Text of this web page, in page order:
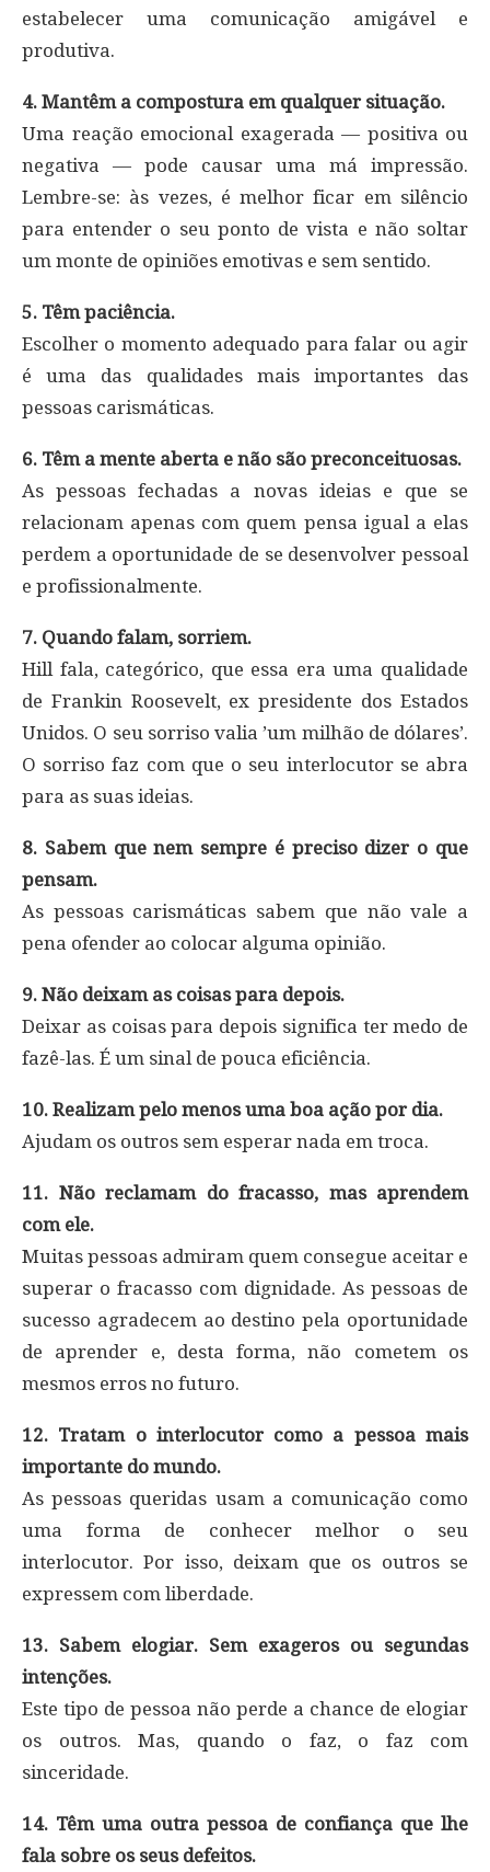
estabelecer uma comunicação amigável e
produtiva.
4. Mantêm a compostura em qualquer situação.
Uma reação emocional exagerada — positiva ou
negativa — pode causar uma má impressão.
Lembre-se: às vezes, é melhor ficar em silêncio
para entender o seu ponto de vista e não soltar
um monte de opiniões emotivas e sem sentido.
5. Têm paciência.
Escolher o momento adequado para falar ou agir
é uma das qualidades mais importantes das
pessoas carismáticas.
6. Têm a mente aberta e não são preconceituosas.
As pessoas fechadas a novas ideias e que se
relacionam apenas com quem pensa igual a elas
perdem a oportunidade de se desenvolver pessoal
e profissionalmente.
7. Quando falam, sorriem.
Hill fala, categórico, que essa era uma qualidade
de Frankin Roosevelt, ex presidente dos Estados
Unidos. O seu sorriso valia ’um milhão de dólares’.
O sorriso faz com que o seu interlocutor se abra
para as suas ideias.
8. Sabem que nem sempre é preciso dizer o que
pensam.
As pessoas carismáticas sabem que não vale a
pena ofender ao colocar alguma opinião.
9. Não deixam as coisas para depois.
Deixar as coisas para depois significa ter medo de
fazê-las. É um sinal de pouca eficiência.
10. Realizam pelo menos uma boa ação por dia.
Ajudam os outros sem esperar nada em troca.
11. Não reclamam do fracasso, mas aprendem
com ele.
Muitas pessoas admiram quem consegue aceitar e
superar o fracasso com dignidade. As pessoas de
sucesso agradecem ao destino pela oportunidade
de aprender e, desta forma, não cometem os
mesmos erros no futuro.
12. Tratam o interlocutor como a pessoa mais
importante do mundo.
As pessoas queridas usam a comunicação como
uma forma de conhecer melhor o seu
interlocutor. Por isso, deixam que os outros se
expressem com liberdade.
13. Sabem elogiar. Sem exageros ou segundas
intenções.
Este tipo de pessoa não perde a chance de elogiar
os outros. Mas, quando o faz, o faz com
sinceridade.
14. Têm uma outra pessoa de confiança que lhe
fala sobre os seus defeitos.